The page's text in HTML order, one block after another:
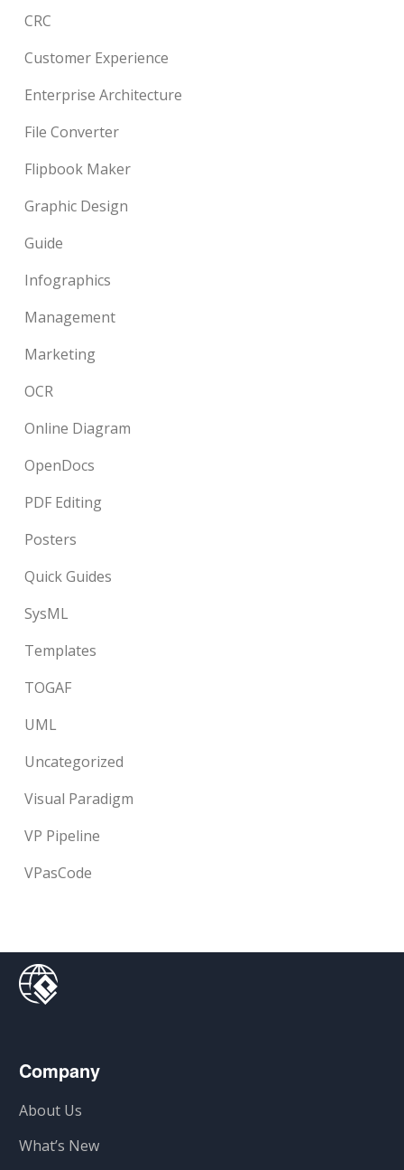
CRC
Customer Experience
Enterprise Architecture
File Converter
Flipbook Maker
Graphic Design
Guide
Infographics
Management
Marketing
OCR
Online Diagram
OpenDocs
PDF Editing
Posters
Quick Guides
SysML
Templates
TOGAF
UML
Uncategorized
Visual Paradigm
VP Pipeline
VPasCode
Company
About Us
What’s New